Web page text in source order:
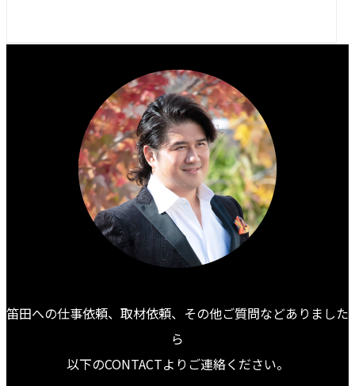
笛田への仕事依頼、取材依頼、その他ご質問などありました
ら
以下のCONTACTよりご連絡ください。